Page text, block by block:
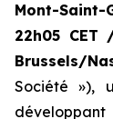
Mont-Saint-
22h05 CET
Brussels/
Société »),